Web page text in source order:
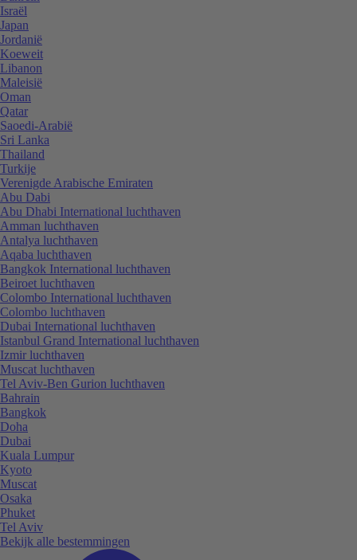
Israël
Japan
Jordanië
Koeweit
Libanon
Maleisië
Oman
Qatar
Saoedi-Arabië
Sri Lanka
Thailand
Turkije
Verenigde Arabische Emiraten
Abu Dabi
Abu Dhabi International luchthaven
Amman luchthaven
Antalya luchthaven
Aqaba luchthaven
Bangkok International luchthaven
Beiroet luchthaven
Colombo International luchthaven
Colombo luchthaven
Dubai International luchthaven
Istanbul Grand International luchthaven
Izmir luchthaven
Muscat luchthaven
Tel Aviv-Ben Gurion luchthaven
Bahrain
Bangkok
Doha
Dubai
Kuala Lumpur
Kyoto
Muscat
Osaka
Phuket
Tel Aviv
Bekijk alle bestemmingen